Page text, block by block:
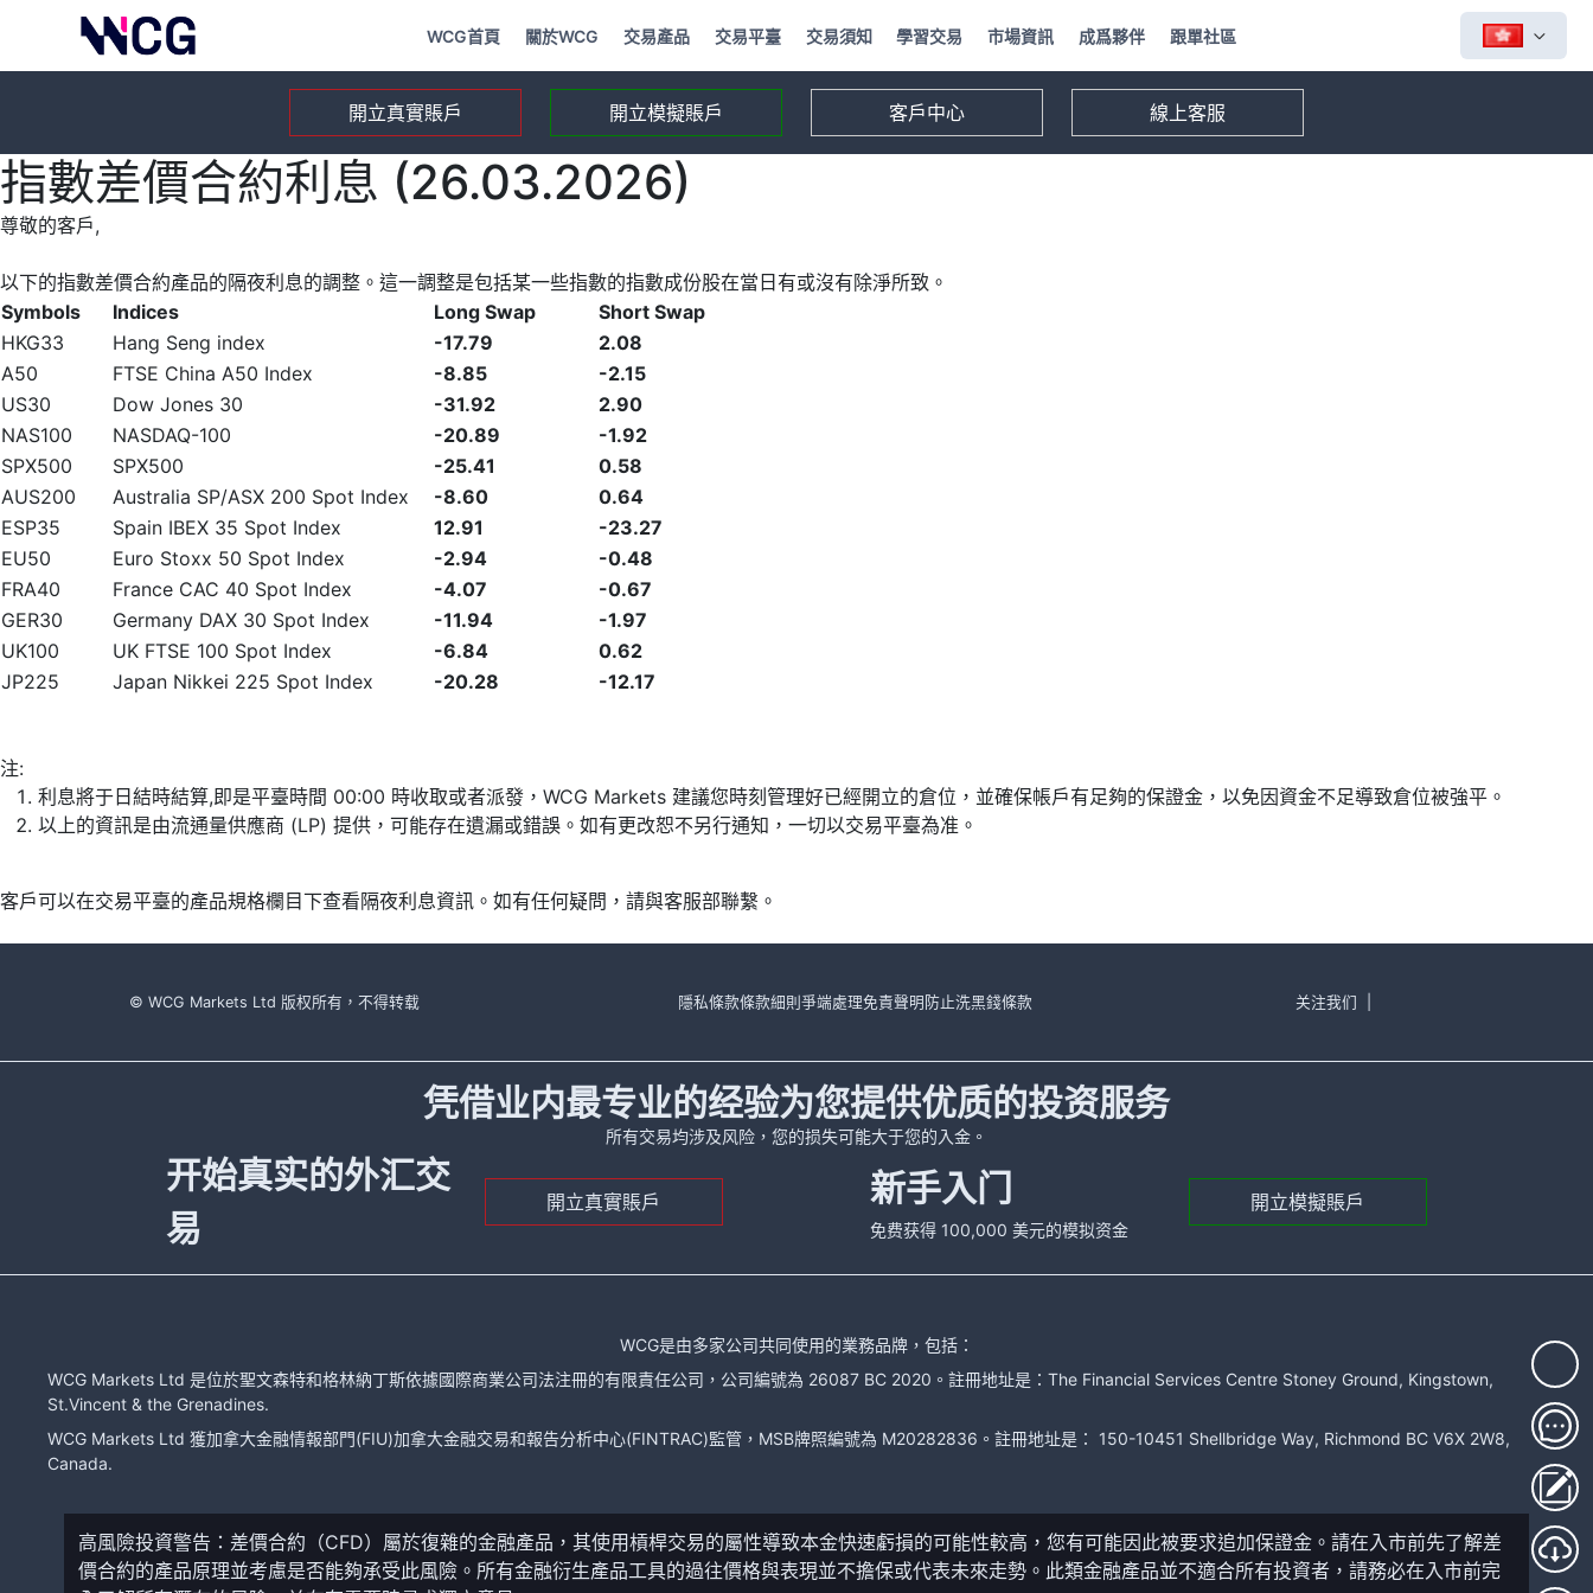
WCG首頁 關於WCG 交易產品 交易平臺 交易須知 學習交易 市場資訊 成爲夥伴 跟單社區
開立真實賬戶 開立模擬賬戶 客戶中心 線上客服
指數差價合約利息 (26.03.2026)
尊敬的客戶,
以下的指數差價合約產品的隔夜利息的調整。這一調整是包括某一些指數的指數成份股在當日有或沒有除淨所致。
Symbols
Indices Long Swap
Short Swap
HKG33
Hang Seng index -17.79
2.08
A50
FTSE China A50 Index -8.85
-2.15
US30
Dow Jones 30 -31.92
2.90
NAS100
NASDAQ-100 -20.89
-1.92
SPX500
SPX500 -25.41
0.58
AUS200
Australia SP/ASX 200 Spot Index -8.60
0.64
ESP35
Spain IBEX 35 Spot Index 12.91
-23.27
EU50
Euro Stoxx 50 Spot Index -2.94
-0.48
FRA40
France CAC 40 Spot Index -4.07
-0.67
GER30
Germany DAX 30 Spot Index -11.94
-1.97
UK100
UK FTSE 100 Spot Index -6.84
0.62
JP225
Japan Nikkei 225 Spot Index -20.28 -12.17
注:
利息將于日結時結算,即是平臺時間 00:00 時收取或者派發，WCG Markets 建議您時刻管理好已經開立的倉位，並確保帳戶有足夠的保證金，以免因資金不足導致倉位被強平。
以上的資訊是由流通量供應商 (LP) 提供，可能存在遺漏或錯誤。如有更改恕不另行通知，一切以交易平臺為准。
客戶可以在交易平臺的產品規格欄目下查看隔夜利息資訊。如有任何疑問，請與客服部聯繫。
© WCG Markets Ltd 版权所有，不得转载 隱私條款條款細則 爭端處理免責聲明 防止洗黑錢條款 关注我们
凭借业内最专业的经验为您提供优质的投资服务
所有交易均涉及风险，您的损失可能大于您的入金。
开始真实的外汇交
易
開立真實賬戶 新手入门
免费获得 100,000 美元的模拟资金
開立模擬賬戶
WCG是由多家公司共同使用的業務品牌，包括：
WCG Markets Ltd 是位於聖文森特和格林納丁斯依據國際商業公司法注冊的有限責任公司，公司編號為 26087 BC 2020。註冊地址是：The Financial Services Centre Stoney Ground, Kingstown,
St.Vincent & the Grenadines.
WCG Markets Ltd 獲加拿大金融情報部門(FIU)加拿大金融交易和報告分析中心(FINTRAC)監管，MSB牌照編號為 M20282836。註冊地址是： 150-10451 Shellbridge Way, Richmond BC V6X 2W8,
Canada.
高風險投資警告：差價合約（CFD）屬於復雜的金融產品，其使用槓桿交易的屬性導致本金快速虧損的可能性較高，您有可能因此被要求追加保證金。請在入市前先了解差
價合約的產品原理並考慮是否能夠承受此風險。所有金融衍生產品工具的過往價格與表現並不擔保或代表未來走勢。此類金融產品並不適合所有投資者，請務必在入市前完